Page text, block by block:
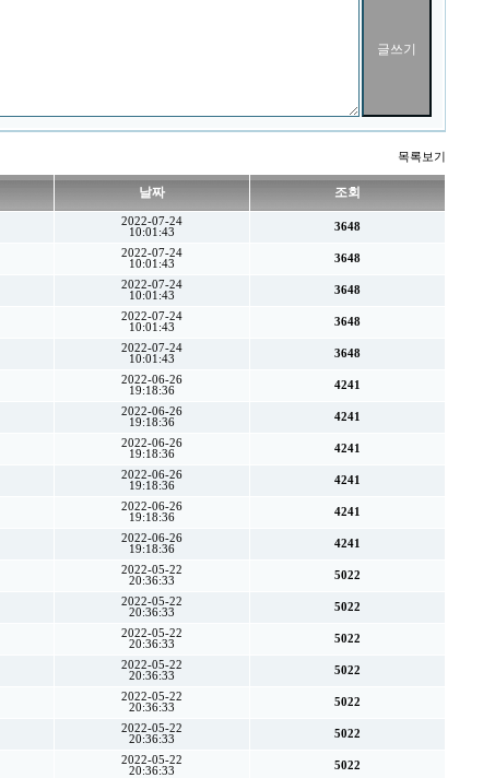
목록보기
날짜 조회
2022-07-24
10:01:43
3648
2022-07-24
10:01:43
3648
2022-07-24
10:01:43
3648
2022-07-24
10:01:43
3648
2022-07-24
10:01:43
3648
2022-06-26
19:18:36
4241
2022-06-26
19:18:36
4241
2022-06-26
19:18:36
4241
2022-06-26
19:18:36
4241
2022-06-26
19:18:36
4241
2022-06-26
19:18:36
4241
2022-05-22
20:36:33
5022
2022-05-22
20:36:33
5022
2022-05-22
20:36:33
5022
2022-05-22
20:36:33
5022
2022-05-22
20:36:33
5022
2022-05-22
20:36:33
5022
2022-05-22
20:36:33
5022